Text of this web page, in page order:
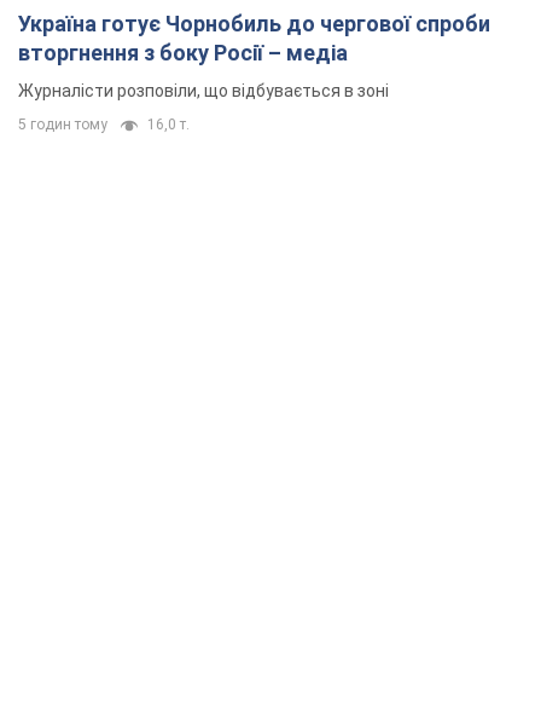
Україна готує Чорнобиль до чергової спроби
вторгнення з боку Росії – медіа
Журналісти розповіли, що відбувається в зоні
5 годин тому 16,0 т.